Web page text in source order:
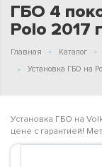
ГБО 4
Polo 2017
Главная Каталог
Установка ГБО на
Установка ГБО на
цене с гарантией!